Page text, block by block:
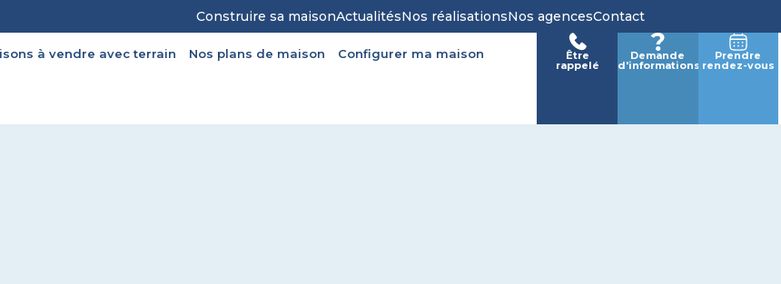
Construire sa maisonActualitésNos réalisationsNos agencesContact
à vendre avec terrain Nos plans de maison Configurer ma maison Être
rappelé
Demande
d'informations
Prendre
rendez-vous